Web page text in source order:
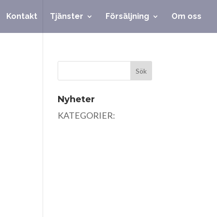
Kontakt Tjänster Försäljning Om oss
Nyheter
KATEGORIER: